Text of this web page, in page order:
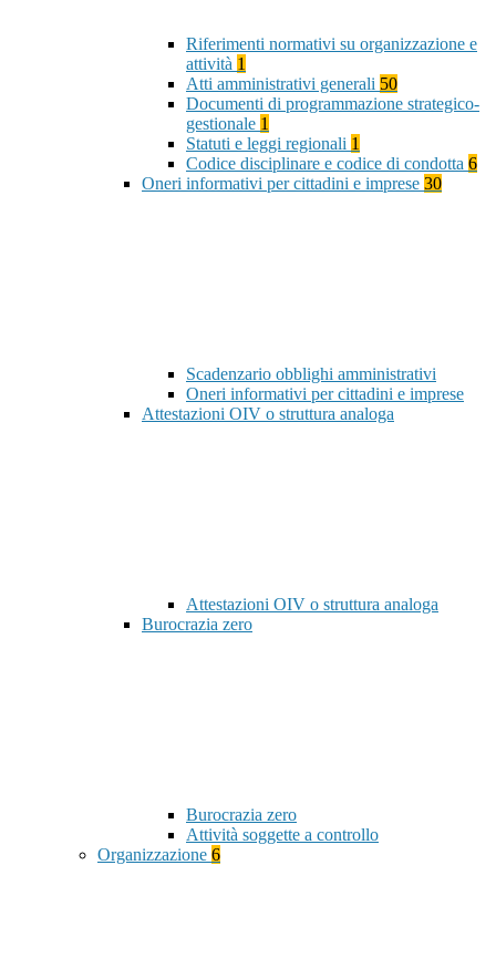
Riferimenti normativi su organizzazione e
attività 1
Atti amministrativi generali 50
Documenti di programmazione strategico-
gestionale 1
Statuti e leggi regionali 1
Codice disciplinare e codice di condotta 6
Oneri informativi per cittadini e imprese 30
Scadenzario obblighi amministrativi
Oneri informativi per cittadini e imprese
Attestazioni OIV o struttura analoga
Attestazioni OIV o struttura analoga
Burocrazia zero
Burocrazia zero
Attività soggette a controllo
Organizzazione 6